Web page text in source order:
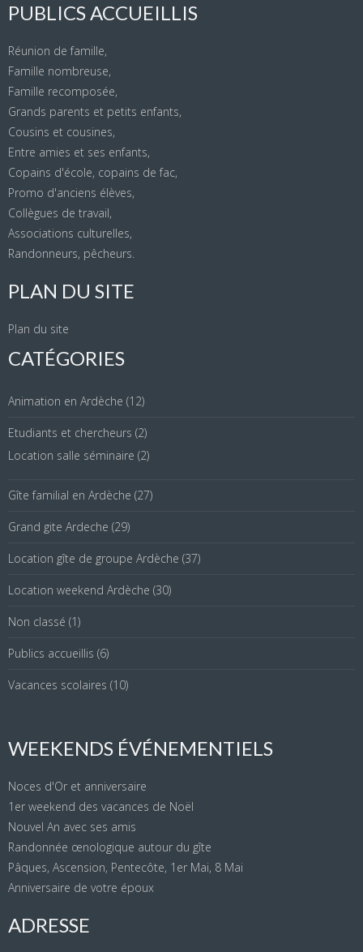
PUBLICS ACCUEILLIS
Réunion de famille,
Famille nombreuse,
Famille recomposée,
Grands parents et petits enfants,
Cousins et cousines,
Entre amies et ses enfants,
Copains d'école, copains de fac,
Promo d'anciens élèves,
Collègues de travail,
Associations culturelles,
Randonneurs, pêcheurs.
PLAN DU SITE
Plan du site
CATÉGORIES
Animation en Ardèche (12)
Etudiants et chercheurs (2)
Location salle séminaire (2)
Gîte familial en Ardèche (27)
Grand gite Ardeche (29)
Location gîte de groupe Ardèche (37)
Location weekend Ardèche (30)
Non classé (1)
Publics accueillis (6)
Vacances scolaires (10)
WEEKENDS ÉVÉNEMENTIELS
Noces d'Or et anniversaire
1er weekend des vacances de Noël
Nouvel An avec ses amis
Randonnée œnologique autour du gîte
Pâques, Ascension, Pentecôte, 1er Mai, 8 Mai
Anniversaire de votre époux
ADRESSE